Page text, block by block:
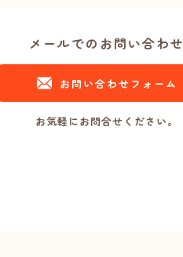
メールでのお問い合わせ
お問い合わせフォーム
お気軽にお問合せください。